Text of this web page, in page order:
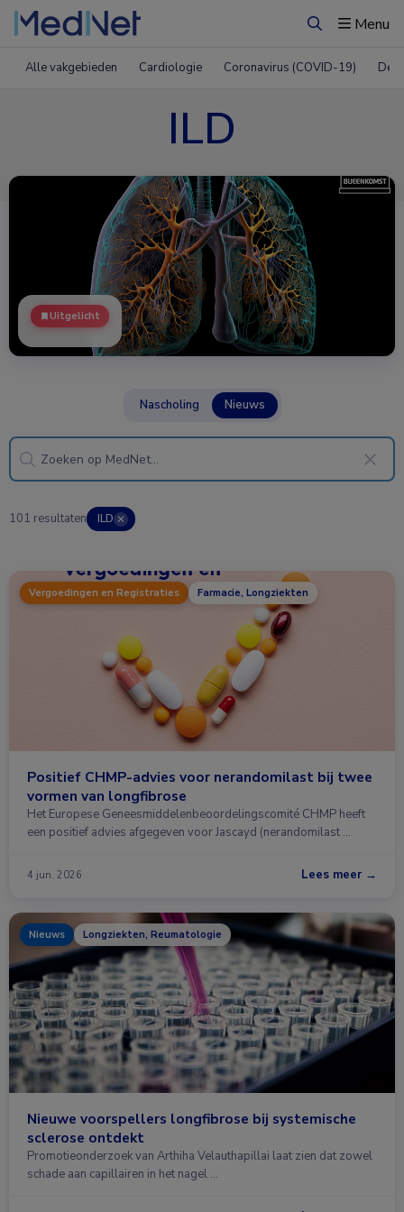
ZoekenMenu
Alle vakgebieden Cardiologie Coronavirus (COVID-19)
ILD
Uitgelicht
Nascholing Nieuws
101 resultaten ILD ✕
Vergoedingen en Registraties Farmacie, Longziekten
Positief CHMP-advies voor nerandomilast bij twee
vormen van longfibrose
Het Europese Geneesmiddelenbeoordelingscomité CHMP heeft
een positief advies afgegeven voor Jascayd (nerandomilast …
4 jun. 2026 Lees meer →
Nieuws Longziekten, Reumatologie
Nieuwe voorspellers longfibrose bij systemische
sclerose ontdekt
Promotieonderzoek van Arthiha Velauthapillai laat zien dat zowel
schade aan capillairen in het nagel …